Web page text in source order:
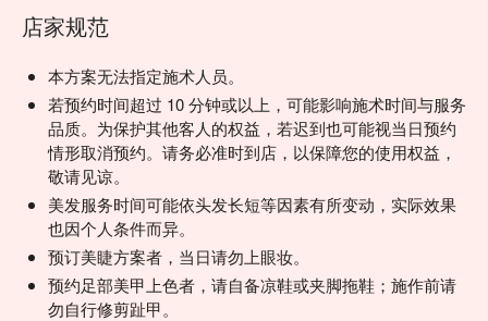
店家规范
本方案无法指定施术人员。
若预约时间超过 10 分钟或以上，可能影响施术时间与服务
品质。为保护其他客人的权益，若迟到也可能视当日预约
情形取消预约。请务必准时到店，以保障您的使用权益，
敬请见谅。
美发服务时间可能依头发长短等因素有所变动，实际效果
也因个人条件而异。
预订美睫方案者，当日请勿上眼妆。
预约足部美甲上色者，请自备凉鞋或夹脚拖鞋；施作前请
勿自行修剪趾甲。